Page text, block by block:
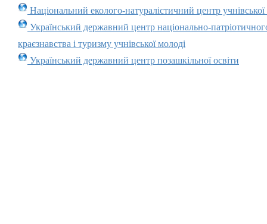
Національний еколого-натуралістичний центр учнівської
Український державний центр національно-
краєзнавства і туризму учнівської молоді
Український державний центр позашкільної освіти